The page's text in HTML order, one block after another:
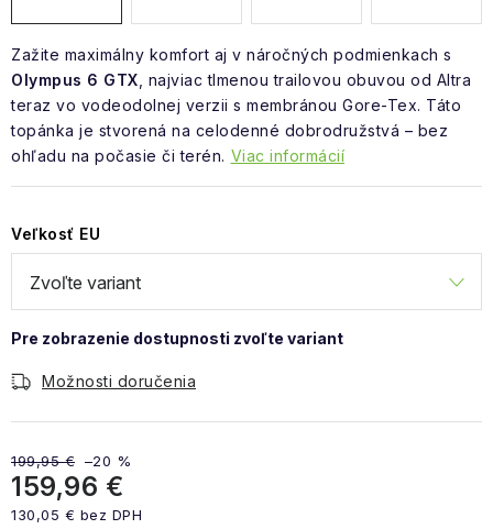
Zažite maximálny komfort aj v náročných podmienkach s
Olympus 6 GTX , najviac tlmenou trailovou obuvou od Altra
teraz vo vodeodolnej verzii s membránou Gore-Tex. Táto
topánka je stvorená na celodenné dobrodružstvá – bez
ohľadu na počasie či terén. Viac informácií
Veľkosť EU
Možnosti doručenia
199,95 € –20 %
159,96 €
130,05 € bez DPH